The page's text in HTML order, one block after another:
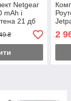
Netgear
mAh і
21 дб
₴
450
2